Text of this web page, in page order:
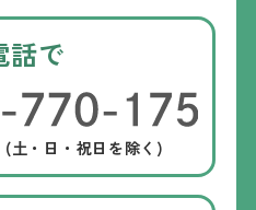
話で
土・日・祝日を除く)